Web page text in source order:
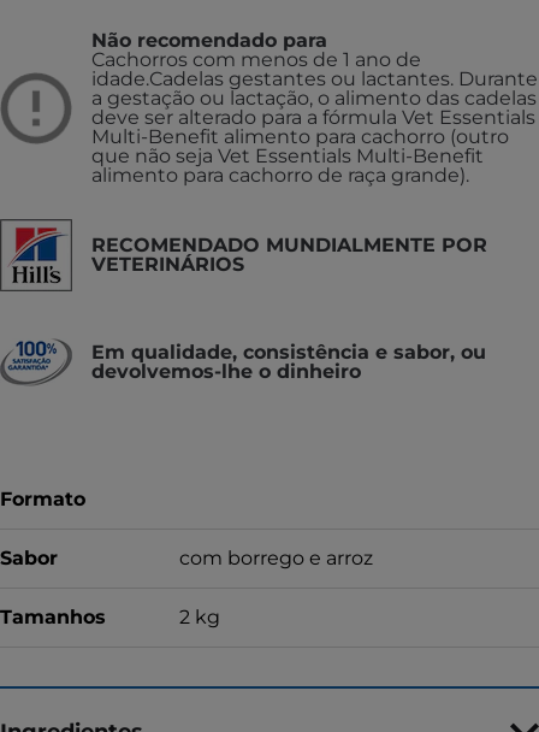
Não recomendado para
Cachorros com menos de 1 ano de
idade.Cadelas gestantes ou lactantes. Durante
a gestação ou lactação, o alimento das cadelas
deve ser alterado para a fórmula Vet Essentials
Multi-Benefit alimento para cachorro (outro
que não seja Vet Essentials Multi-Benefit
alimento para cachorro de raça grande).
RECOMENDADO MUNDIALMENTE POR
VETERINÁRIOS
Em qualidade, consistência e sabor, ou
devolvemos-lhe o dinheiro
Formato
Sabor com borrego e arroz
Tamanhos 2 kg